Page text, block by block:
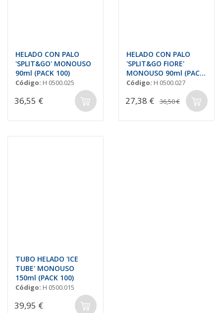
HELADO CON PALO
'SPLIT&GO' MONOUSO
90ml (PACK 100)
Código: H 0500.025
36,55 €
HELADO CON PALO
'SPLIT&GO FIORE'
MONOUSO 90ml (PACK
100)
Código: H 0500.027
27,38 € 36,50 €
TUBO HELADO 'ICE
TUBE' MONOUSO
150ml (PACK 100)
Código: H 0500.015
39,95 €